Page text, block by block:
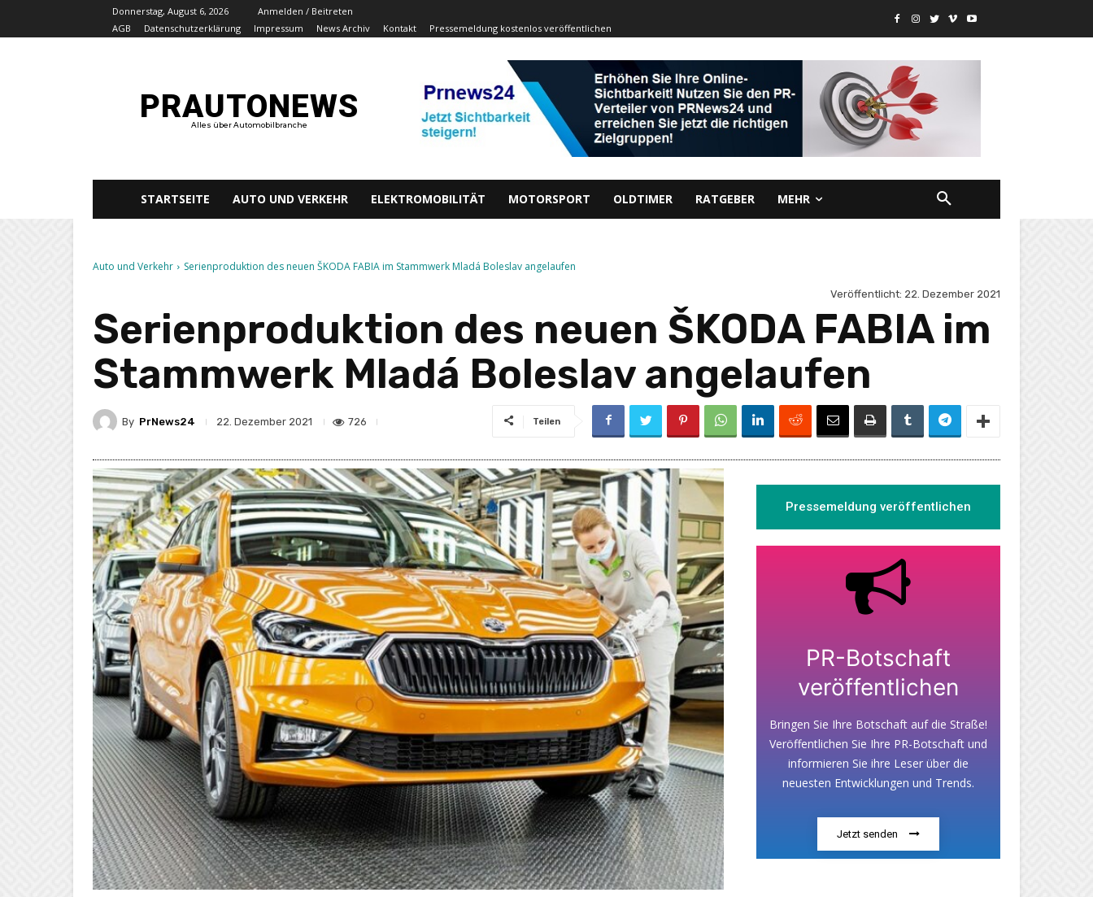
Donnerstag, August 6, 2026
Anmelden / Beitreten
AGB
Datenschutzerklärung Impressum News Archiv Kontakt Pressemeldung kostenlos veröffentlichen
PRAUTONEWS
Alles über Automobilbranche
STARTSEITE AUTO UND VERKEHR ELEKTROMOBILITÄT MOTORSPORT OLDTIMER RATGEBER MEHR
Auto und Verkehr Serienproduktion des neuen ŠKODA FABIA im Stammwerk Mladá Boleslav angelaufen
Veröffentlicht: 22. Dezember 2021
Serienproduktion des neuen ŠKODA FABIA im
Stammwerk Mladá Boleslav angelaufen
By PrNews24 22. Dezember 2021 726 Teilen
Pressemeldung veröffentlichen
PR-Botschaft
veröffentlichen
Bringen Sie Ihre Botschaft auf die Straße!
Veröffentlichen Sie Ihre PR-Botschaft und
informieren Sie ihre Leser über die
neuesten Entwicklungen und Trends.
Jetzt senden